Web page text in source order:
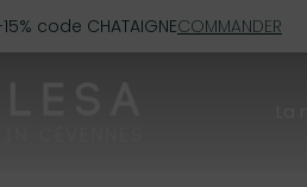
code CHATAIGNECOMMANDER